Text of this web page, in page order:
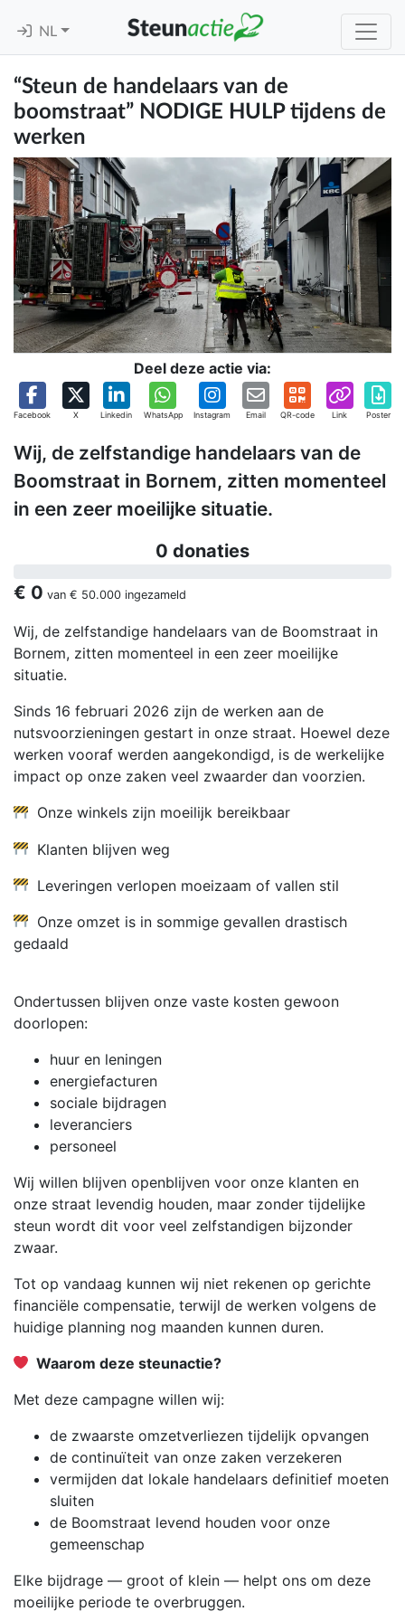
NL
“Steun de handelaars van de
boomstraat” NODIGE HULP tijdens de
werken
Deel deze actie via:
Facebook X Linkedin WhatsApp Instagram Email QR-code Link Poster
Wij, de zelfstandige handelaars van de
Boomstraat in Bornem, zitten momenteel
in een zeer moeilijke situatie.
0 donaties
€ 0 van € 50.000 ingezameld
Wij, de zelfstandige handelaars van de Boomstraat in
Bornem, zitten momenteel in een zeer moeilijke
situatie.
Sinds 16 februari 2026 zijn de werken aan de
nutsvoorzieningen gestart in onze straat. Hoewel deze
werken vooraf werden aangekondigd, is de werkelijke
impact op onze zaken veel zwaarder dan voorzien.
Onze winkels zijn moeilijk bereikbaar
Klanten blijven weg
Leveringen verlopen moeizaam of vallen stil
Onze omzet is in sommige gevallen drastisch
gedaald
Ondertussen blijven onze vaste kosten gewoon
doorlopen:
huur en leningen
energiefacturen
sociale bijdragen
leveranciers
personeel
Wij willen blijven openblijven voor onze klanten en
onze straat levendig houden, maar zonder tijdelijke
steun wordt dit voor veel zelfstandigen bijzonder
zwaar.
Tot op vandaag kunnen wij niet rekenen op gerichte
financiële compensatie, terwijl de werken volgens de
huidige planning nog maanden kunnen duren.
Waarom deze steunactie?
Met deze campagne willen wij:
de zwaarste omzetverliezen tijdelijk opvangen
de continuïteit van onze zaken verzekeren
vermijden dat lokale handelaars definitief moeten
sluiten
de Boomstraat levend houden voor onze
gemeenschap
Elke bijdrage — groot of klein — helpt ons om deze
moeilijke periode te overbruggen.